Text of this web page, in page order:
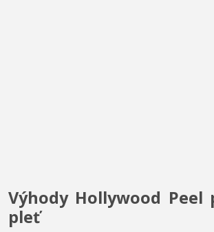
Výhody Hollywood Peel
pleť